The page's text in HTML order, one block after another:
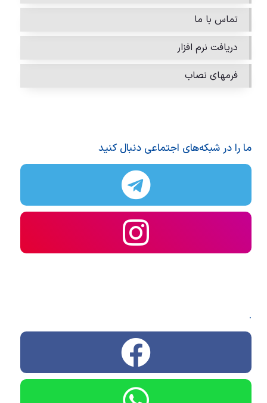
تماس با ما
دریافت نرم افزار
فرمهای نصاب
ما را در شبکه‌های اجتماعی دنبال کنید
.